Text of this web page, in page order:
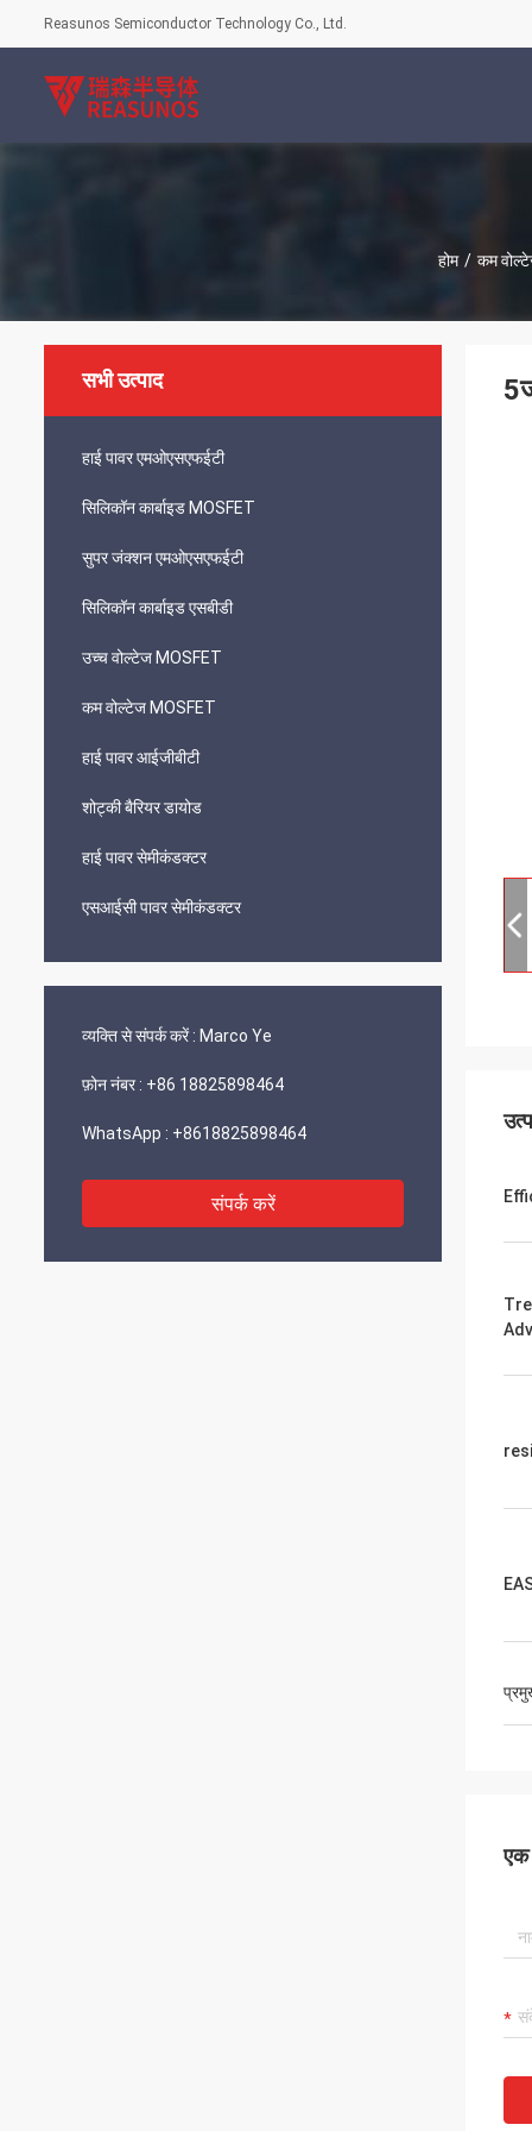
Reasunos Semiconductor Technology Co., Ltd.
होम / कम
सभी उत्पाद
हाई पावर एमओएसएफईटी
सिलिकॉन कार्बाइड MOSFET
सुपर जंक्शन एमओएसएफईटी
सिलिकॉन कार्बाइड एसबीडी
उच्च वोल्टेज MOSFET
कम वोल्टेज MOSFET
हाई पावर आईजीबीटी
शोट्की बैरियर डायोड
हाई पावर सेमीकंडक्टर
एसआईसी पावर सेमीकंडक्टर
व्यक्ति से संपर्क करें : Marco Ye
फ़ोन नंबर : +86 18825898464
WhatsApp : +8618825898464
संपर्क करें
एक